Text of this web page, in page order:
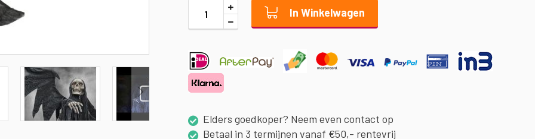
In Winkelwagen
Elders goedkoper? Neem even contact op
Betaal in 3 termijnen vanaf €50,- rentevrij